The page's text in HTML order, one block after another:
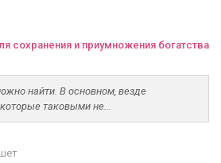
сохранения и приумножения богатства
найти. В основном, везде
таковыми не...